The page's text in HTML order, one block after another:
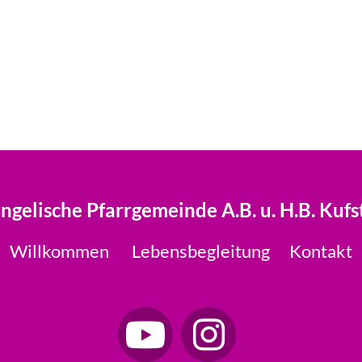
Pfarrgemeinde A.B. u. H.B.
Willkommen Lebensbegleitung Kontakt